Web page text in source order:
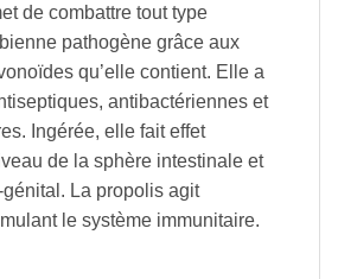
de combattre tout type
pathogène grâce aux
qu’elle contient. Elle a
antibactériennes et
Ingérée, elle fait effet
de la sphère intestinale et
génital. La propolis agit
le système immunitaire.